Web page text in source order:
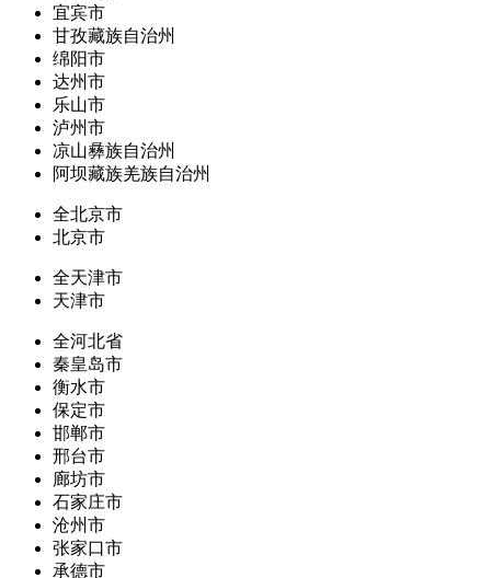
宜宾市
甘孜藏族自治州
绵阳市
达州市
乐山市
泸州市
凉山彝族自治州
阿坝藏族羌族自治州
全北京市
北京市
全天津市
天津市
全河北省
秦皇岛市
衡水市
保定市
邯郸市
邢台市
廊坊市
石家庄市
沧州市
张家口市
承德市